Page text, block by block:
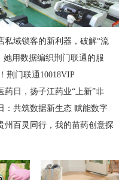
私域锁客的新利器，破解“流
她用数据编织荆门联通的服
荆门联通10018VIP
药日，扬子江药业“上新”非
：共筑数据新生态 赋能数字
州百灵同行，我的苗药创意探